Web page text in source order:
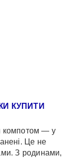
КУПИТИ
компотом — у
Це не
З родинами,